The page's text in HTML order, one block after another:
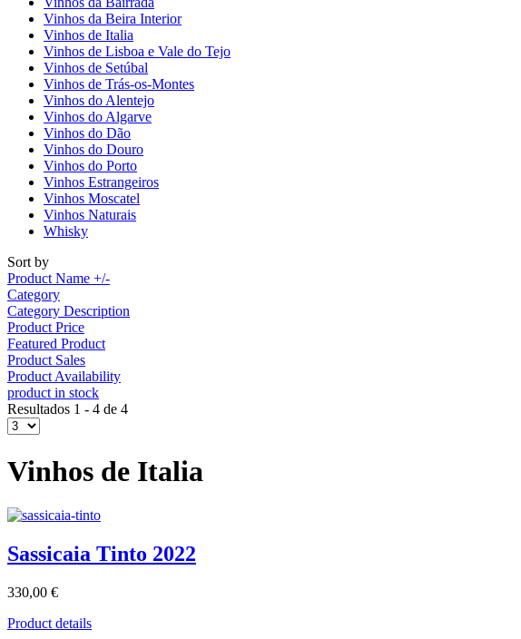
Vinhos da Beira Interior
Vinhos de Italia
Vinhos de Lisboa e Vale do Tejo
Vinhos de Setúbal
Vinhos de Trás-os-Montes
Vinhos do Alentejo
Vinhos do Algarve
Vinhos do Dão
Vinhos do Douro
Vinhos do Porto
Vinhos Estrangeiros
Vinhos Moscatel
Vinhos Naturais
Whisky
Sort by
Product Name +/-
Category
Category Description
Product Price
Featured Product
Product Sales
Product Availability
product in stock
Resultados 1 - 4 de 4
Vinhos de Italia
Sassicaia Tinto 2022
330,00 €
Product details